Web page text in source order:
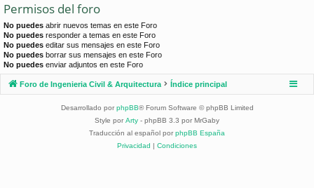
Permisos del foro
No puedes abrir nuevos temas en este Foro
No puedes responder a temas en este Foro
No puedes editar sus mensajes en este Foro
No puedes borrar sus mensajes en este Foro
No puedes enviar adjuntos en este Foro
Foro de Ingenieria Civil & Arquitectura Índice principal
Desarrollado por phpBB® Forum Software © phpBB Limited
Style por Arty - phpBB 3.3 por MrGaby
Traducción al español por phpBB España
Privacidad | Condiciones